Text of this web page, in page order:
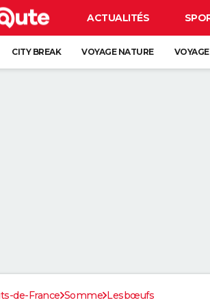
ACTUALITÉS
CITY BREAK VOYAGE NATURE
de-France Somme Lesbœufs